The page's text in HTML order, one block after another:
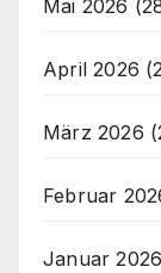
Mai 2026
April 2026
März 2026
Februar
Januar 2026